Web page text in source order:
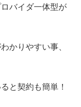
バイダ一体型が
かりやすい事、
と契約も簡単！